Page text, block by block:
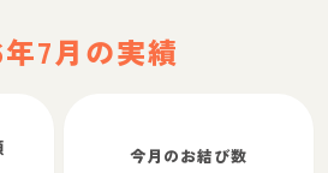
7月の実績
今月のお結び数